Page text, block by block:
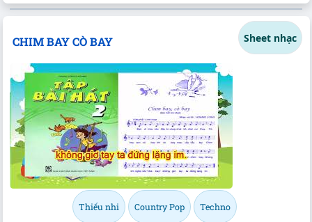
CHIM BAY CÒ BAY Sheet nhạc
Thiếu nhi Country Pop Techno